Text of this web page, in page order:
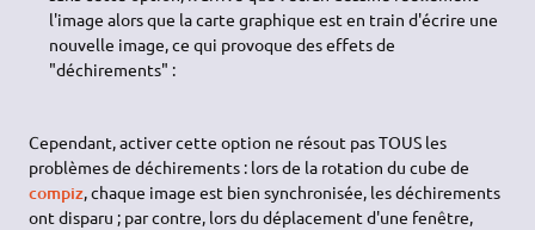
l'image alors que la carte graphique est en train d'écrire une
nouvelle image, ce qui provoque des effets de
"déchirements" :
Cependant, activer cette option ne résout pas TOUS les
problèmes de déchirements : lors de la rotation du cube de
compiz, chaque image est bien synchronisée, les déchirements
ont disparu ; par contre, lors du déplacement d'une fenêtre,